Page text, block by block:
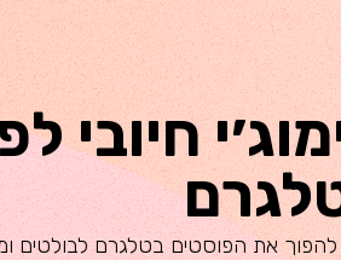
חיובי
להפוך את הפוסטים בטלגרם לבולטים